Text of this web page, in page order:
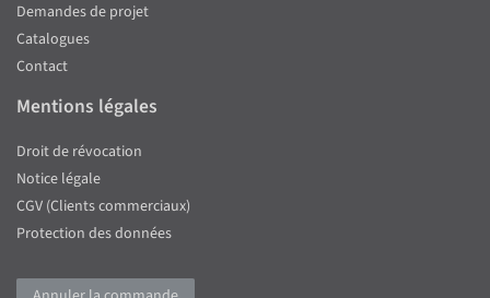
Demandes de projet
Catalogues
Contact
Mentions légales
Droit de révocation
Notice légale
CGV (Clients commerciaux)
Protection des données